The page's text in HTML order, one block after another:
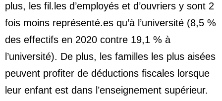
plus, les fil.les d’employés et d’ouvriers y sont 2
fois moins représenté.es qu’à l’université (8,5 %
des effectifs en 2020 contre 19,1 % à
l’université). De plus, les familles les plus aisées
peuvent profiter de déductions fiscales lorsque
leur enfant est dans l’enseignement supérieur.